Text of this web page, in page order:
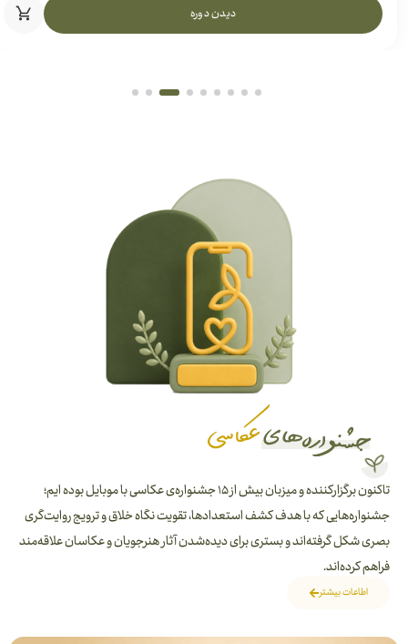
دیدن دوره
تاکنون برگزارکننده و میزبان بیش از ۱۵ جشنواره‌ی عکاسی با موبایل بوده ایم؛
جشنواره‌هایی که با هدف کشف استعدادها، تقویت نگاه خلاق و ترویج روایت‌گری
بصری شکل گرفته‌اند و بستری برای دیده‌شدن آثار هنرجویان و عکاسان علاقه‌مند
فراهم کرده‌اند.
اطاعات بیشتر